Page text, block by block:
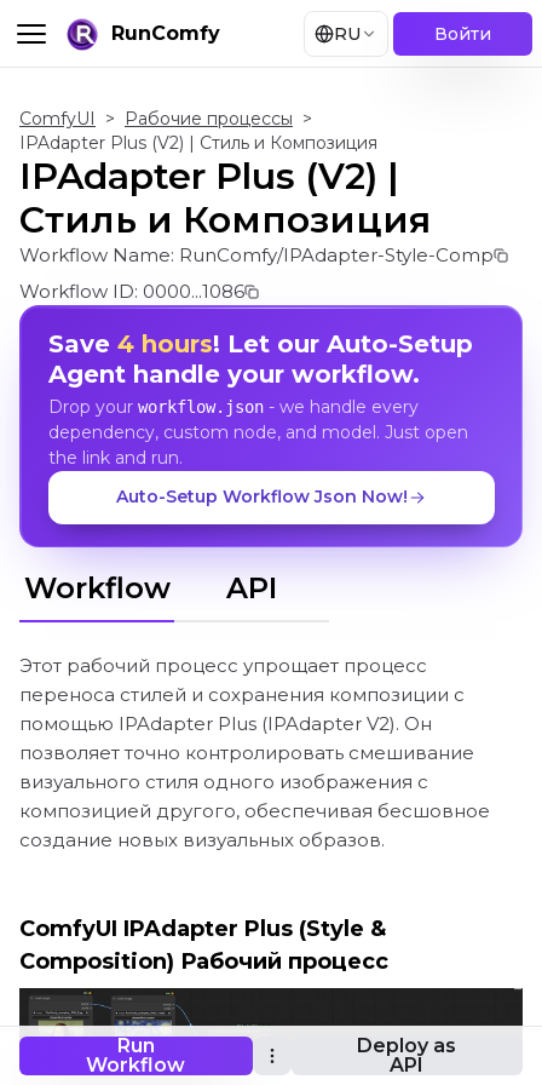
RunComfy RU Войти
Run
Workflow
Deploy as
API
ComfyUI > Рабочие процессы >
IPAdapter Plus (V2) | Стиль и Композиция
IPAdapter Plus (V2) |
Стиль и Композиция
Workflow Name: RunComfy/IPAdapter-Style-Comp
Workflow ID: 0000...1086
Save 4 hours! Let our Auto-Setup
Agent handle your workflow.
Drop your workflow.json- we handle every
dependency, custom node, and model. Just open
the link and run.
Auto-Setup Workflow Json Now!
Workflow API
Этот рабочий процесс упрощает процесс
переноса стилей и сохранения композиции с
помощью IPAdapter Plus (IPAdapter V2). Он
позволяет точно контролировать смешивание
визуального стиля одного изображения с
композицией другого, обеспечивая бесшовное
создание новых визуальных образов.
ComfyUI IPAdapter Plus (Style &
Composition) Рабочий процесс